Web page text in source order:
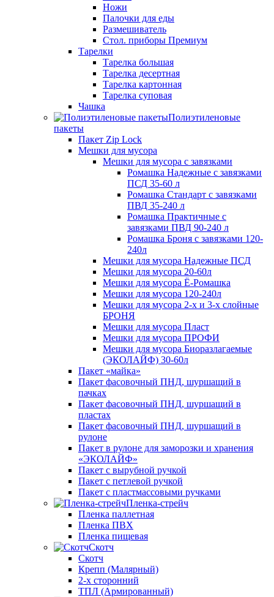
Ножи
Палочки для еды
Размешиватель
Стол. приборы Премиум
Тарелки
Тарелка большая
Тарелка десертная
Тарелка картонная
Тарелка суповая
Чашка
Полиэтиленовые
пакеты
Пакет Zip Lock
Мешки для мусора
Мешки для мусора с завязками
Ромашка Надежные с завязками
ПСД 35-60 л
Ромашка Стандарт с завязками
ПВД 35-240 л
Ромашка Практичные с
завязками ПВД 90-240 л
Ромашка Броня с завязками 120-
240л
Мешки для мусора Надежные ПСД
Мешки для мусора 20-60л
Мешки для мусора Ё-Ромашка
Мешки для мусора 120-240л
Мешки для мусора 2-х и 3-х слойные
БРОНЯ
Мешки для мусора Пласт
Мешки для мусора ПРОФИ
Мешки для мусора Биоразлагаемые
(ЭКОЛАЙФ) 30-60л
Пакет «майка»
Пакет фасовочный ПНД, шуршащий в
пачках
Пакет фасовочный ПНД, шуршащий в
пластах
Пакет фасовочный ПНД, шуршащий в
рулоне
Пакет в рулоне для заморозки и хранения
«ЭКОЛАЙФ»
Пакет с вырубной ручкой
Пакет с петлевой ручкой
Пакет с пластмассовыми ручками
Пленка-стрейч
Пленка паллетная
Пленка ПВХ
Пленка пищевая
Скотч
Скотч
Крепп (Малярный)
2-х сторонний
ТПЛ (Армированный)